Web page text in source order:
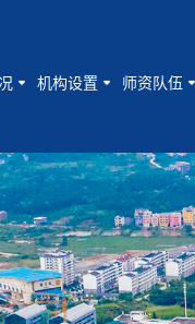
机构设置 师资队伍